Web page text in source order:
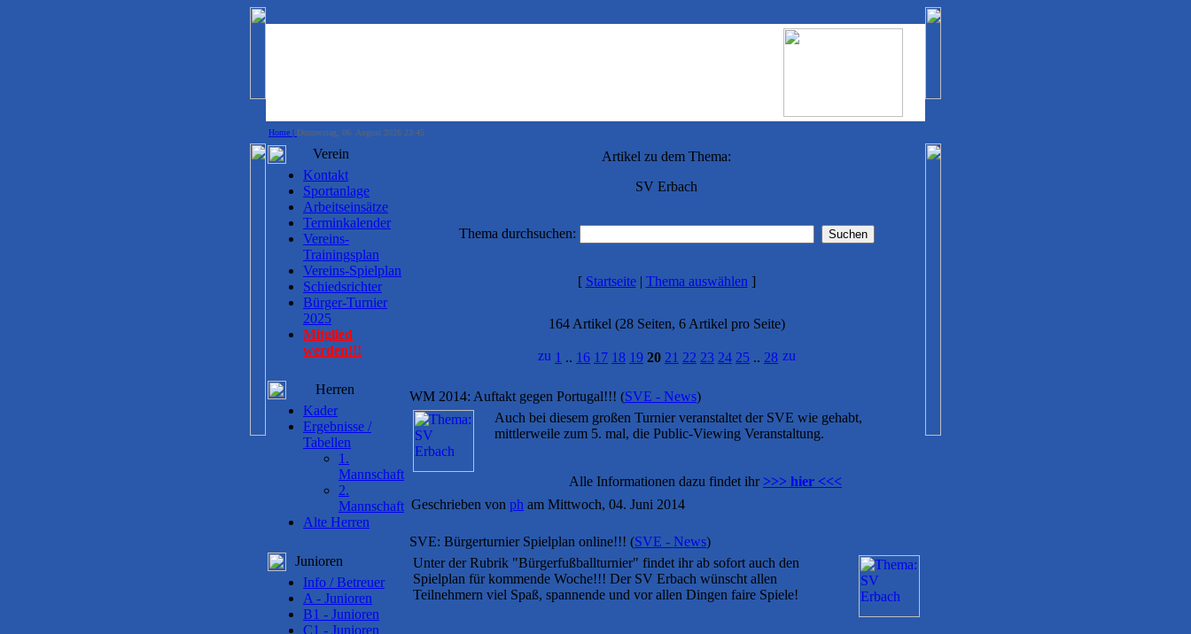
Home | Donnerstag, 06. August 2026 23:45
Verein
Kontakt
Sportanlage
Arbeitseinsätze
Terminkalender
Vereins-
Trainingsplan
Vereins-Spielplan
Schiedsrichter
Bürger-Turnier
2025
Mitglied
werden!!!
Herren
Kader
Ergebnisse /
Tabellen
1.
Mannschaft
2.
Mannschaft
Alte Herren
Junioren
Info / Betreuer
A - Junioren
B1 - Junioren
C1 - Junioren
Artikel zu dem Thema:
SV Erbach
Thema durchsuchen:
[ Startseite| Thema auswählen ]
164 Artikel (28 Seiten, 6 Artikel pro Seite)
1 .. 16 17 18 19 20 21 22 23 24 25 .. 28
WM 2014: Auftakt gegen Portugal!!! (SVE - News)
Auch bei diesem großen Turnier veranstaltet der SVE wie gehabt,
mittlerweile zum 5. mal, die Public-Viewing Veranstaltung.
Alle Informationen dazu findet ihr >>> hier <<<
Geschrieben von ph am Mittwoch, 04. Juni 2014
SVE: Bürgerturnier Spielplan online!!! (SVE - News)
Unter der Rubrik "Bürgerfußballturnier" findet ihr ab sofort auch den
Spielplan für kommende Woche!!! Der SV Erbach wünscht allen
Teilnehmern viel Spaß, spannende und vor allen Dingen faire Spiele!